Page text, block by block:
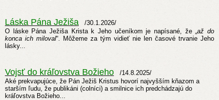
Láska Pána Ježiša
/30.1.2026/
O láske Pána Ježiša Krista k Jeho učeníkom je napísané, že „až do
konca ich miloval“. Môžeme za tým vidieť nie len časové trvanie Jeho
lásky...
Vojsť do kráľovstva Božieho
/14.8.2025/
Aké prekvapujúce, že Pán Ježiš Kristus hovorí najvyšším kňazom a
starším ľudu, že publikáni (colníci) a smilnice ich predchádzajú do
kráľovstva Božieho...